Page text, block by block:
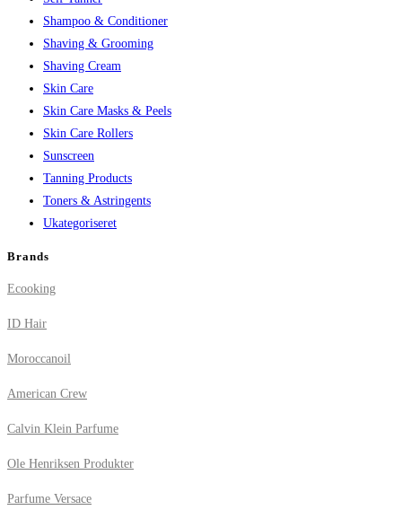
Shampoo & Conditioner
Shaving & Grooming
Shaving Cream
Skin Care
Skin Care Masks & Peels
Skin Care Rollers
Sunscreen
Tanning Products
Toners & Astringents
Ukategoriseret
Brands
Ecooking
ID Hair
Moroccanoil
American Crew
Calvin Klein Parfume
Ole Henriksen Produkter
Parfume Versace